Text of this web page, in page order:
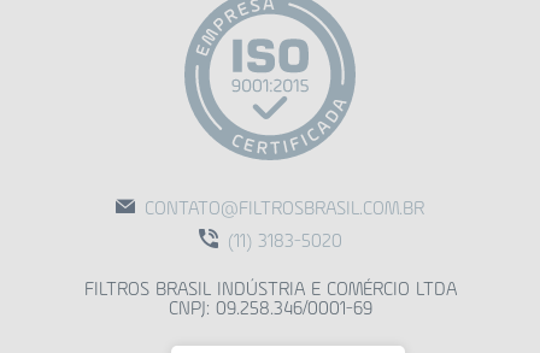
CONTATO@FILTROSBRASIL.COM.BR
(11) 3183-5020
FILTROS BRASIL INDÚSTRIA E COMÉRCIO LTDA
CNPJ: 09.258.346/0001-69